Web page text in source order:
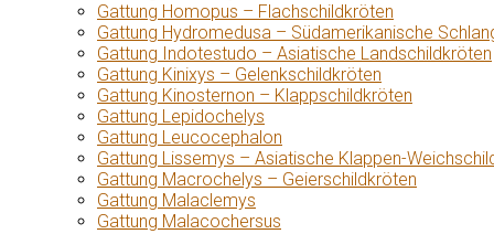
Gattung Homopus – Flachschildkröten
Gattung Hydromedusa – Südamerikanische
Gattung Indotestudo – Asiatische Landschildkröten
Gattung Kinixys – Gelenkschildkröten
Gattung Kinosternon – Klappschildkröten
Gattung Lepidochelys
Gattung Leucocephalon
Gattung Lissemys – Asiatische Klappen-
Gattung Macrochelys – Geierschildkröten
Gattung Malaclemys
Gattung Malacochersus